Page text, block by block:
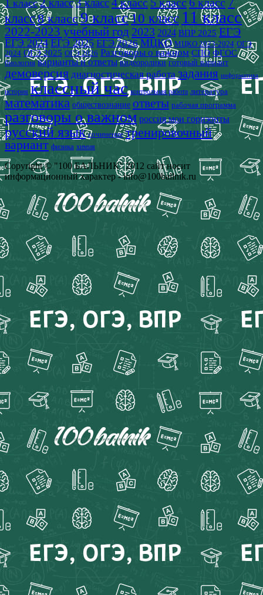
1 класс 2 класс3 класс
класс8 класс9 класс10 класс 11 класс
2022-2023 учебный год 2023 2024 ВПР 2025 ЕГЭ
ЕГЭ 2024 ЕГЭ 2025 ЕГЭ 2026 МЦКО МЦКО 2023-2024 ОГЭ
2024 ОГЭ 2025 ОГЭ 2026 Разговоры о важном СПО ФГОС
биология варианты и ответы видеоролики готовый вариант
демоверсия диагностическая работа задания информатика
история классный час контрольная работа литература
математика обществознание ответы рабочая программа
разговоры о важном россия мои горизонты
русский язык сочинение тренировочный
вариант физика химия
Copyright © "100 БАЛЬНИК" 2012 сайт носит
информационный характер - info@100ballnik.ru